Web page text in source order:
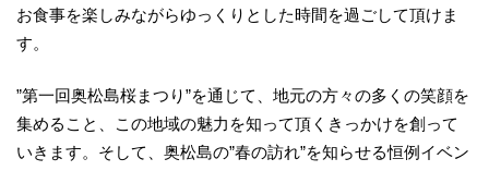
お食事を楽しみながらゆっくりとした時間を過ごして頂けま
す。
”第一回奥松島桜まつり”を通じて、地元の方々の多くの笑顔を
集めること、この地域の魅力を知って頂くきっかけを創って
いきます。そして、奥松島の”春の訪れ”を知らせる恒例イベン